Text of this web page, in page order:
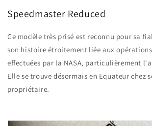
Speedmaster Reduced
Ce modèle très prisé est reconnu pour sa
son histoire étroitement liée aux
effectuées par la NASA, particulièrement
Elle se trouve désormais en Equateur chez
propriétaire.